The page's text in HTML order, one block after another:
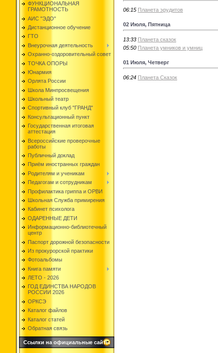
ФУНКЦИОНАЛЬНАЯ
ГРАМОТНОСТЬ
АИС "ЭДО"
Дистанционное обучение
ГТО
Внеурочная деятельность
Охранно-оздоровительный совет
ТОЧКА ОПОРЫ
Юнармия
Орлята России
Школа Минпросвещения
Школьный театр
Спортивный клуб "ГРАНД"
Консультационный пункт
Государственная итоговая
аттестация
Всероссийские проверочные
работы
Публичный доклад
Приём иностранных граждан
Родителям и ученикам
Педагогам и сотрудникам
Профилактика гриппа и ОРВИ
Школьная Служба примирения
Кабинет психолога
ОДАРЕННЫЕ ДЕТИ
Информационно-библиотечный
центр
Паспорт дорожной безопасности
Из прокурорской практики
Фотоальбомы
Книга памяти
ЛЕТО - 2026
ГОД ЕДИНСТВА НАРОДОВ
РОССИИ 2026
ОРКСЭ
Каталог файлов
Каталог статей
Обратная связь
Ссылки на официальные сайты
06:15 Планета эрудитов
02 Июля, Пятница
13:33 Планета сказок
05:50 Планета умников и умниц
01 Июля, Четверг
06:24 Планета Сказок